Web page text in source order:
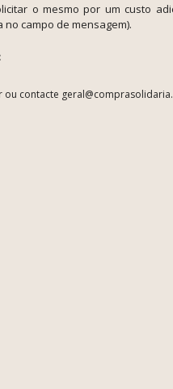
o mesmo por um custo
campo de mensagem).
ou contacte